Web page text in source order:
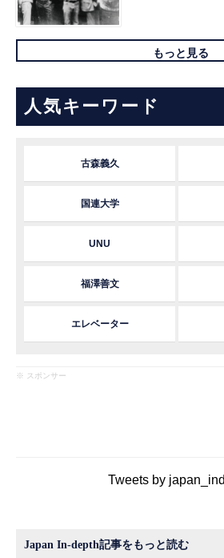
もっと見る
人気キーワード
古森義久
国連大学
UNU
福澤善文
エレベーター
※ スポンサー
Tweets by
Japan In-depth記事をもっと読む